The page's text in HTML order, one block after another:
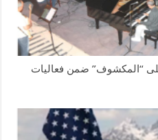
“المكشوف” ضمن فعاليات